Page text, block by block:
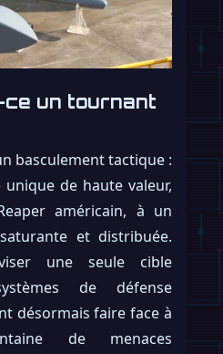
un tournant
basculement tactique :
de haute valeur,
américain, à un
et distribuée.
une seule cible
de défense
désormais faire face à
de menaces